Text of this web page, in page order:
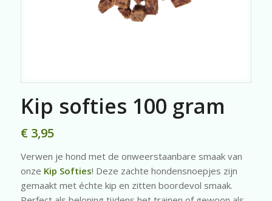
Kip softies 100 gram
€3,95
Verwen je hond met de onweerstaanbare smaak van
onze Kip Softies! Deze zachte hondensnoepjes zijn
gemaakt met échte kip en zitten boordevol smaak.